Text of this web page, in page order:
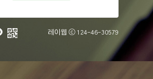
레이웹 ⓒ 124-46-30579